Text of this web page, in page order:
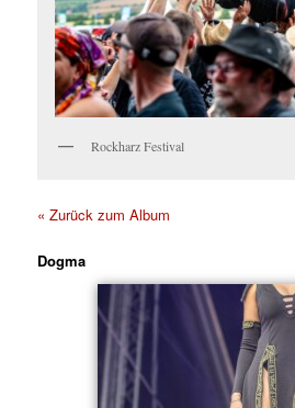
Rockharz Festival
« Zurück zum Album
Dogma